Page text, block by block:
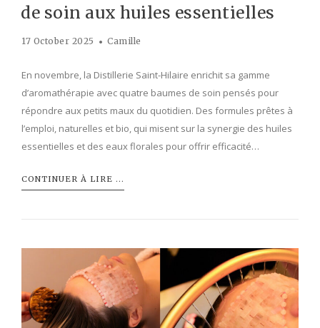
de soin aux huiles essentielles
17 October 2025 Camille
En novembre, la Distillerie Saint-Hilaire enrichit sa gamme
d’aromathérapie avec quatre baumes de soin pensés pour
répondre aux petits maux du quotidien. Des formules prêtes à
l’emploi, naturelles et bio, qui misent sur la synergie des huiles
essentielles et des eaux florales pour offrir efficacité…
CONTINUER À LIRE ...